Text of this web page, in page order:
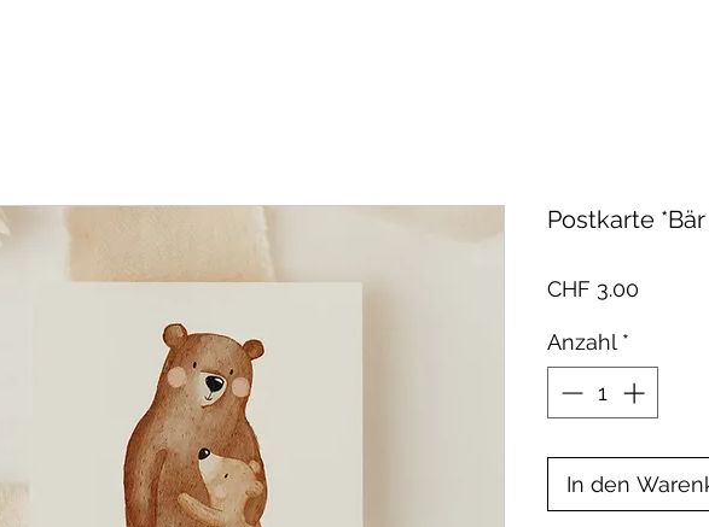
Postkarte
CHF 3.00
Anzahl *
In den